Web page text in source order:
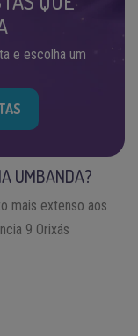
e escolha um
UMBANDA?
mais extenso aos
9 Orixás